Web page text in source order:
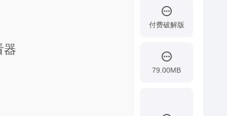
器
付费破解版
79.00MB